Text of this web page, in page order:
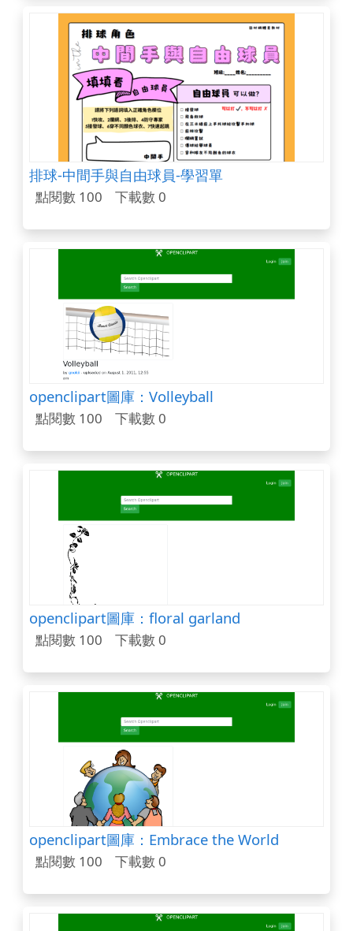
排球-中間手與自由球員-學習單
點閱數 100 下載數 0
openclipart圖庫：Volleyball
點閱數 100 下載數 0
openclipart圖庫：floral garland
點閱數 100 下載數 0
openclipart圖庫：Embrace the World
點閱數 100 下載數 0